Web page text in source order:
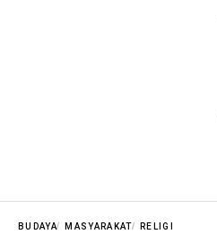
BUDAYA MASYARAKAT RELIGI